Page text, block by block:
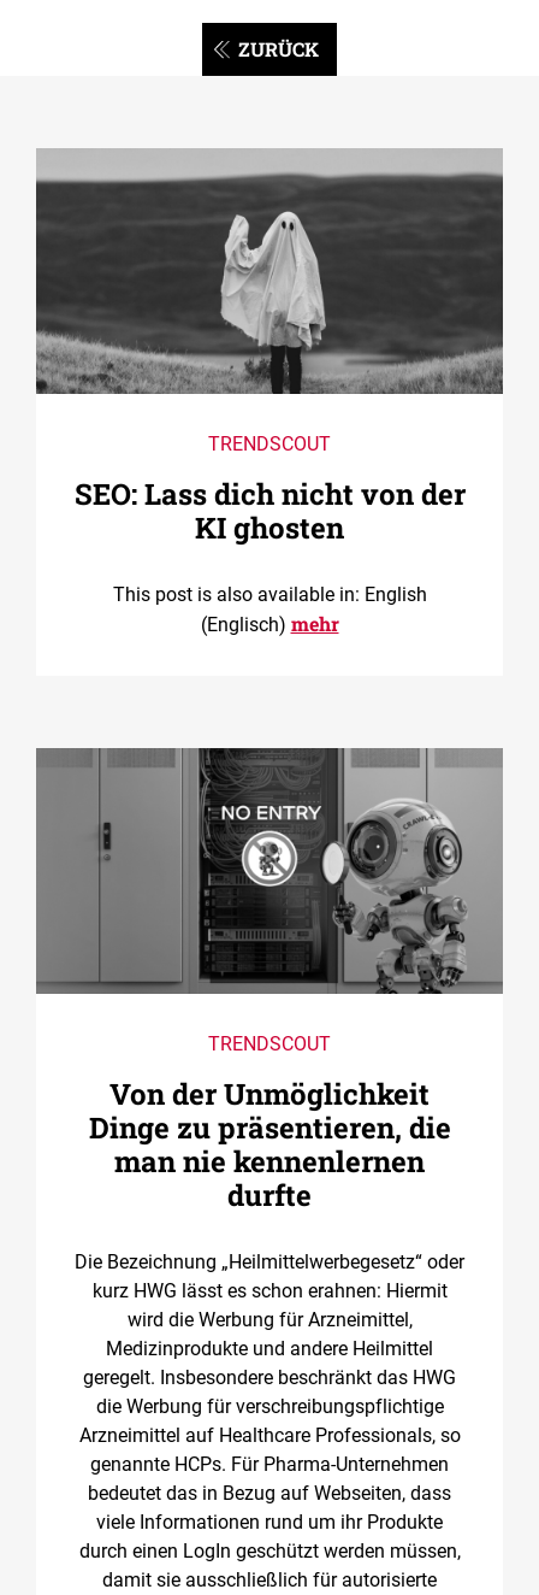
ZURÜCK
TRENDSCOUT
SEO: Lass dich nicht von der
KI ghosten
This post is also available in: English
(Englisch) mehr
TRENDSCOUT
Von der Unmöglichkeit
Dinge zu präsentieren, die
man nie kennenlernen
durfte
Die Bezeichnung „Heilmittelwerbegesetz“ oder
kurz HWG lässt es schon erahnen: Hiermit
wird die Werbung für Arzneimittel,
Medizinprodukte und andere Heilmittel
geregelt. Insbesondere beschränkt das HWG
die Werbung für verschreibungspflichtige
Arzneimittel auf Healthcare Professionals, so
genannte HCPs. Für Pharma-Unternehmen
bedeutet das in Bezug auf Webseiten, dass
viele Informationen rund um ihr Produkte
durch einen LogIn geschützt werden müssen,
damit sie ausschließlich für autorisierte